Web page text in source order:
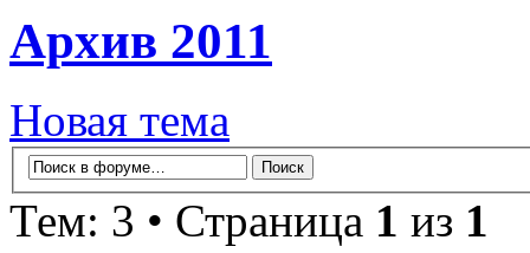
Архив 2011
Новая тема
Тем: 3 • Страница 1 из 1